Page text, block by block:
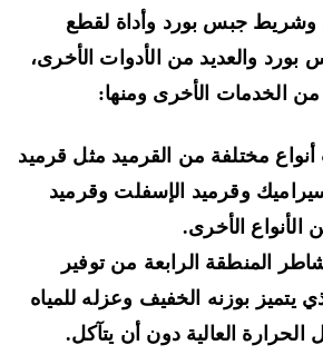
جبس بورد وأداة لقطع
والعديد من الأدوات الأخرى،
الخدمات الأخرى ومنها:
مختلفة من القرميد مثل قرميد
وقرميد الإسفلت وقرميد
الأخرى.
المنطقة الرابعة من توفير
بوزنه الخفيف وعزله للمياه
العالية دون أن يتآكل.